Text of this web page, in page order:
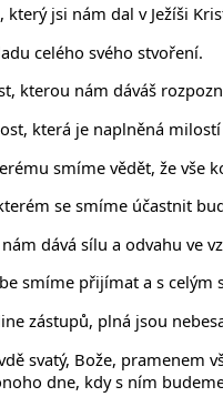
jsi nám dal v Ježíši
celého svého stvoření.
kterou nám dáváš
která je naplněná
smíme vědět, že vše
se smíme účastnit
dává sílu a odvahu ve
smíme přijímat a s celým
zástupů, plná jsou
svatý, Bože, pramenem
dne, kdy s ním